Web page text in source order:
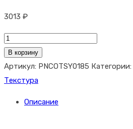
3013 ₽
Количество
товара
Cotril
Крем
вьющихся
В корзину
Артикул: PNCOTSY0185 Категории:
Текстура
Описание